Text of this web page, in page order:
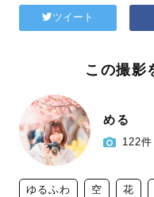
ツイート
この撮影
める
122件
ゆるふわ 空 花